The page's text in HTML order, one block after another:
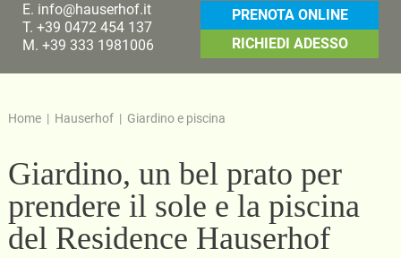
E. info@hauserhof.it
T. +39 0472 454 137
M. +39 333 1981006
PRENOTA ONLINE
RICHIEDI ADESSO
Home| Hauserhof| Giardino e piscina
Giardino, un bel prato per
prendere il sole e la piscina
del Residence Hauserhof